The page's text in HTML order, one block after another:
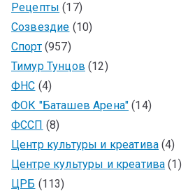
Рецепты (17)
Созвездие (10)
Спорт(957)
Тимур Тунцов (12)
ФНС (4)
ФОК "Баташев Арена" (14)
ФССП (8)
Центр культуры и креатива (4)
Центре культуры и креатива (1)
ЦРБ (113)